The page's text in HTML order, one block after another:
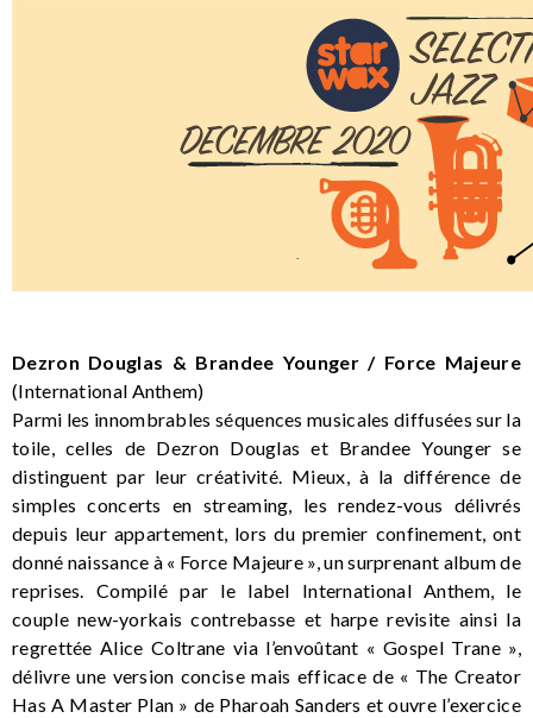
Dezron Douglas & Brandee Younger / Force Majeure
(International Anthem)
Parmi les innombrables séquences musicales diffusées sur la
toile, celles de Dezron Douglas et Brandee Younger se
distinguent par leur créativité. Mieux, à la différence de
simples concerts en streaming, les rendez-vous délivrés
depuis leur appartement, lors du premier confinement, ont
donné naissance à « Force Majeure », un surprenant album de
reprises. Compilé par le label International Anthem, le
couple new-yorkais contrebasse et harpe revisite ainsi la
regrettée Alice Coltrane via l’envoûtant « Gospel Trane »,
délivre une version concise mais efficace de « The Creator
Has A Master Plan » de Pharoah Sanders et ouvre l’exercice